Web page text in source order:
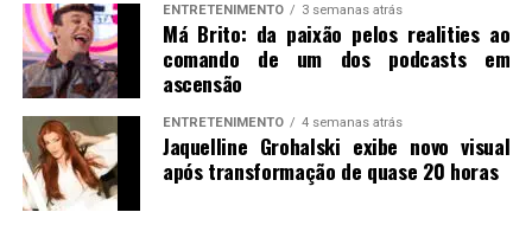
ENTRETENIMENTO 3 semanas atrás
Má Brito: da paixão pelos realities ao
comando de um dos podcasts em
ascensão
ENTRETENIMENTO 4 semanas atrás
Jaquelline Grohalski exibe novo visual
após transformação de quase 20 horas